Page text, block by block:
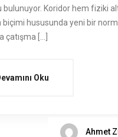
bulunuyor. Koridor hem fiziki
hususunda yeni bir norm
çatışma […]
Oku
Ahmet